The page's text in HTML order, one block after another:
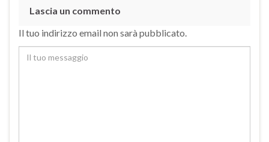
Lascia un commento
Il tuo indirizzo email non sarà pubblicato.